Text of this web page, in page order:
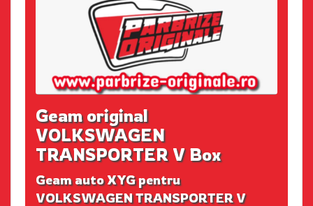
Geam original
VOLKSWAGEN
TRANSPORTER V Box
Geam auto XYG pentru
VOLKSWAGEN TRANSPORTER V